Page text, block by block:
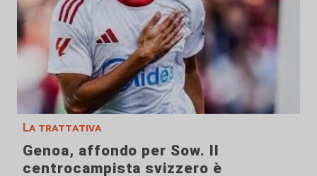
La trattativa
Genoa, affondo per Sow. Il
centrocampista svizzero è